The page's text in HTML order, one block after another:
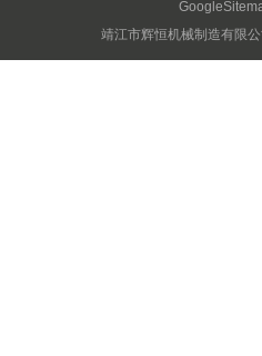
靖江市辉恒机械制造有限